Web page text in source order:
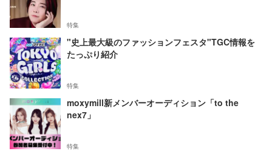
特集
"史上最大級のファッションフェスタ"TGC情報を
たっぷり紹介
特集
moxymill新メンバーオーディション「to the
nex7」
特集